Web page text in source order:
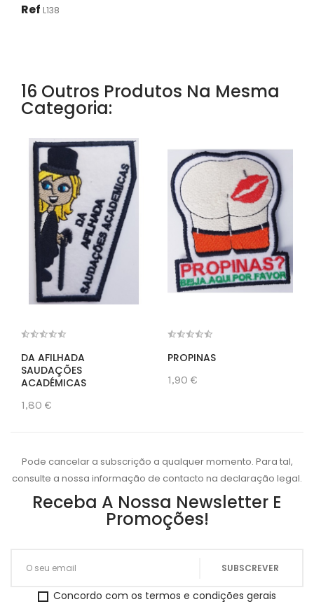
Ref L138
16 Outros Produtos Na Mesma
Categoria:
DA AFILHADA
SAUDAÇÕES
ACADÉMICAS
1,80 €
PROPINAS
1,90 €
Pode cancelar a subscrição a qualquer momento. Para tal,
consulte a nossa informação de contacto na declaração legal.
Receba A Nossa Newsletter E
Promoções!
Concordo com os termos e condições gerais